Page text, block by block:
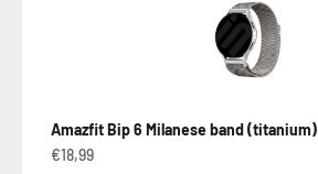
Amazfit Bip 6 Milanese band (titanium)
€18,99